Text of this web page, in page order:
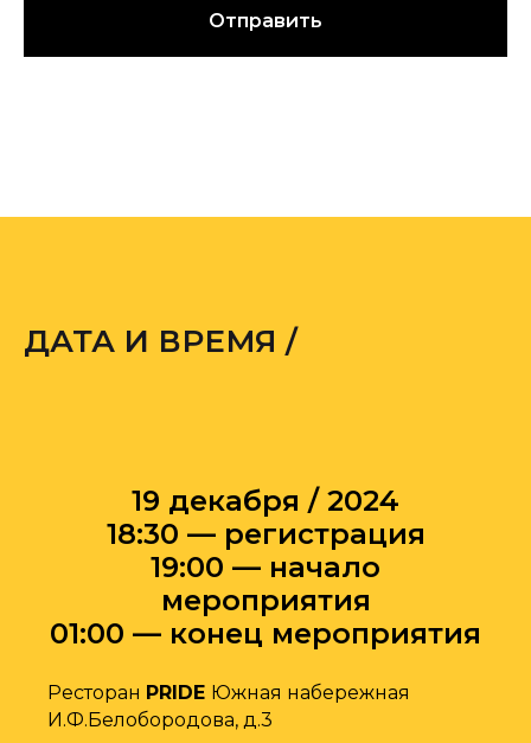
Отправить
ДАТА И ВРЕМЯ /
19 декабря / 2024
18:30 — регистрация
19:00 — начало
мероприятия
01:00 — конец мероприятия
Ресторан PRIDE Южная набережная
И.Ф.Белобородова, д.3